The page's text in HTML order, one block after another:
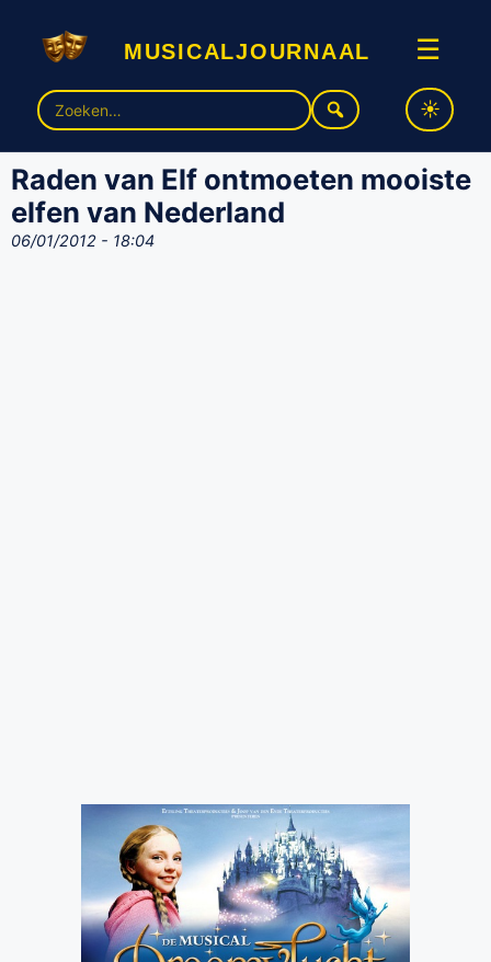
musicaljournaal ☰
Zoek
naar:
Raden van Elf ontmoeten mooiste
elfen van Nederland
06/01/2012 - 18:04